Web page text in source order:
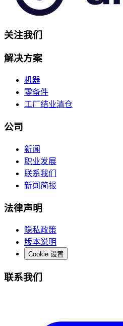
关注我们
解决方案
机器
零备件
工厂结业清仓
公司
新闻
职业发展
联系我们
新闻简报
法律声明
隐私政策
版本说明
Cookie 设置
联系我们